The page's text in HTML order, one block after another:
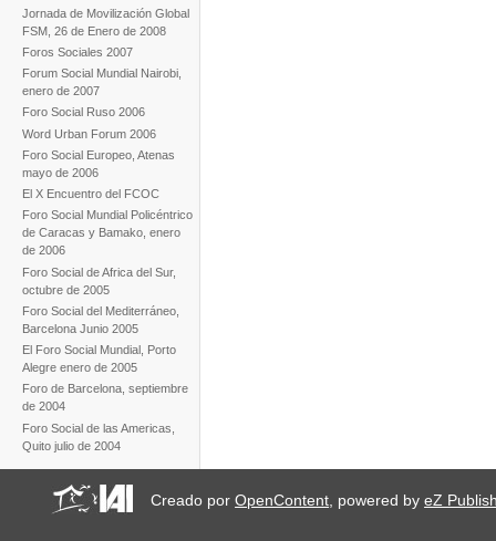
Jornada de Movilización Global
FSM, 26 de Enero de 2008
Foros Sociales 2007
Forum Social Mundial Nairobi,
enero de 2007
Foro Social Ruso 2006
Word Urban Forum 2006
Foro Social Europeo, Atenas
mayo de 2006
El X Encuentro del FCOC
Foro Social Mundial Policéntrico
de Caracas y Bamako, enero
de 2006
Foro Social de Africa del Sur,
octubre de 2005
Foro Social del Mediterráneo,
Barcelona Junio 2005
El Foro Social Mundial, Porto
Alegre enero de 2005
Foro de Barcelona, septiembre
de 2004
Foro Social de las Americas,
Quito julio de 2004
Creado porOpenContent , powered byeZ